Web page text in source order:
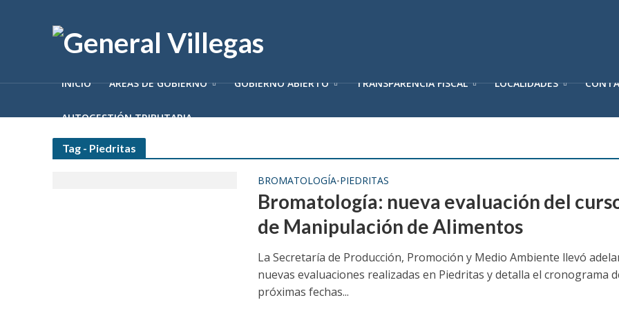
INICIO ÁREAS DE GOBIERNO GOBIERNO ABIERTO TRANSPARENCIA FISCAL LOCALIDADES
AUTOGESTIÓN TRIBUTARIA
Tag - Piedritas
BROMATOLOGÍA•PIEDRITAS
Bromatología: nueva evaluación del
de Manipulación de Alimentos
La Secretaría de Producción, Promoción y Medio Ambiente llevó
nuevas evaluaciones realizadas en Piedritas y detalla el cronograma
próximas fechas...